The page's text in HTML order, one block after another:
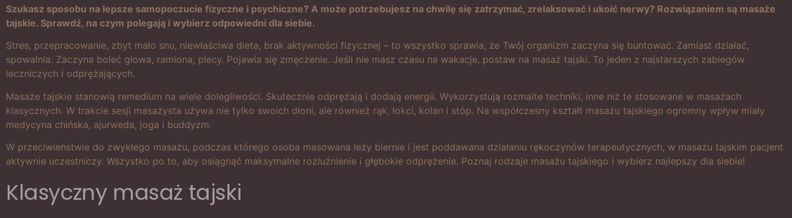
Szukasz sposobu na lepsze samopoczucie fizyczne i psychiczne? A może potrzebujesz na chwilę się zatrzymać, zrelaksować i ukoić nerwy? Rozwiązaniem są masaże
tajskie. Sprawdź, na czym polegają i wybierz odpowiedni dla siebie.
Stres, przepracowanie, zbyt mało snu, niewłaściwa dieta, brak aktywności fizycznej – to wszystko sprawia, że Twój organizm zaczyna się buntować. Zamiast działać,
spowalnia. Zaczyna boleć głowa, ramiona, plecy. Pojawia się zmęczenie. Jeśli nie masz czasu na wakacje, postaw na masaż tajski. To jeden z najstarszych zabiegów
leczniczych i odprężających.
Masaże tajskie stanowią remedium na wiele dolegliwości. Skutecznie odprężają i dodają energii. Wykorzystują rozmaite techniki, inne niż te stosowane w masażach
klasycznych. W trakcie sesji masażysta używa nie tylko swoich dłoni, ale również rąk, łokci, kolan i stóp. Na współczesny kształt masażu tajskiego ogromny wpływ miały
medycyna chińska, ajurweda, joga i buddyzm.
W przeciwieństwie do zwykłego masażu, podczas którego osoba masowana leży biernie i jest poddawana działaniu rękoczynów terapeutycznych, w masażu tajskim pacjent
aktywnie uczestniczy. Wszystko po to, aby osiągnąć maksymalne rozluźnienie i głębokie odprężenie. Poznaj rodzaje masażu tajskiego i wybierz najlepszy dla siebie!
Klasyczny masaż tajski